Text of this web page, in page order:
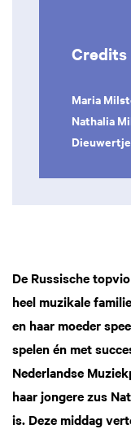
Credits
Maria
Nathalia
De Russische
heel muzikale
en haar moeder
spelen én met
Nederlandse
haar jongere zus
is. Deze middag